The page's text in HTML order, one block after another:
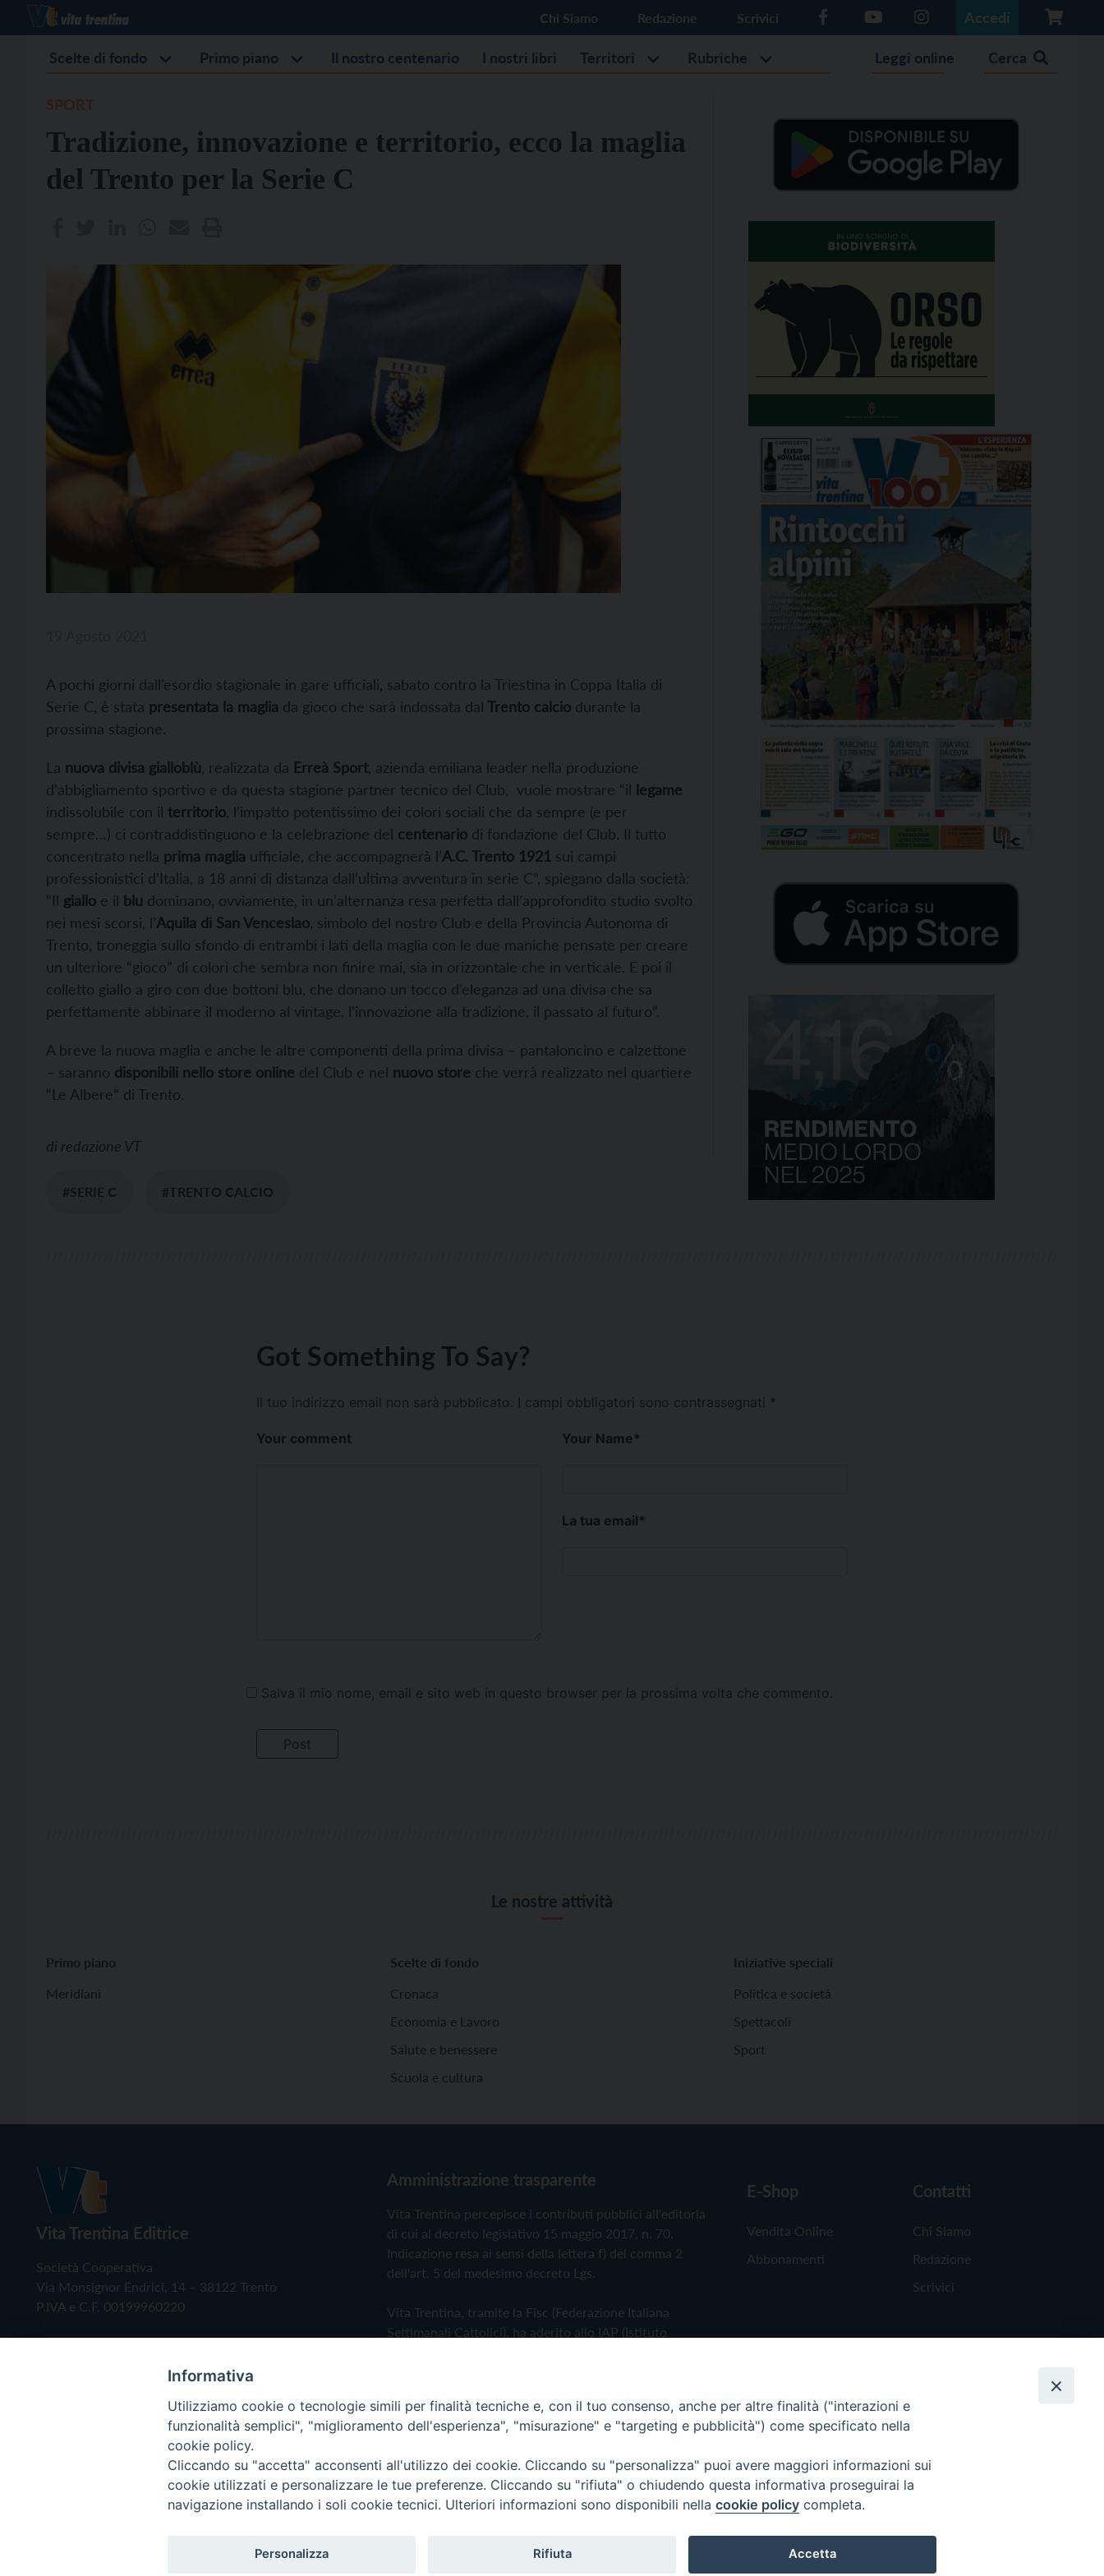
Chi Siamo Redazione Scrivici Accedi
Scelte di fondo Primo piano Il nostro centenario I nostri libri Territori Rubriche Leggi online Cerca
Tradizione, innovazione e territorio, ecco la maglia
del Trento per la Serie C
A pochi giorni dall’esordio stagionale in gare ufficiali, sabato contro la Triestina in Coppa Italia di
Serie C, è stata presentata la maglia da gioco che sarà indossata dal Trento calcio durante la
prossima stagione.
La nuova divisa gialloblù , realizzata da Erreà Sport, azienda emiliana leader nella produzione
d’abbigliamento sportivo e da questa stagione partner tecnico del Club, vuole mostrare “il legame
indissolubile con il territorio , l’impatto potentissimo dei colori sociali che da sempre (e per
sempre…) ci contraddistinguono e la celebrazione del centenario di fondazione del Club. Il tutto
concentrato nella prima maglia ufficiale, che accompagnerà l’A.C. Trento 1921 sui campi
professionistici d’Italia, a 18 anni di distanza dall’ultima avventura in serie C”, spiegano dalla società:
“Il giallo e il blu dominano, ovviamente, in un’alternanza resa perfetta dall’approfondito studio svolto
nei mesi scorsi, l’Aquila di San Venceslao , simbolo del nostro Club e della Provincia Autonoma di
Trento, troneggia sullo sfondo di entrambi i lati della maglia con le due maniche pensate per creare
un ulteriore “gioco” di colori che sembra non finire mai, sia in orizzontale che in verticale. E poi il
colletto giallo a giro con due bottoni blu, che donano un tocco d’eleganza ad una divisa che sa
perfettamente abbinare il moderno al vintage, l’innovazione alla tradizione, il passato al futuro”.
A breve la nuova maglia e anche le altre componenti della prima divisa – pantaloncino e calzettone
– saranno disponibili nello store online del Club e nel nuovo store che verrà realizzato nel quartiere
“Le Albere” di Trento.
di redazione VT
#SERIE C #TRENTO CALCIO
Got Something To Say?
Il tuo indirizzo email non sarà pubblicato. I campi obbligatori sono contrassegnati *
Your comment Your Name*
La tua email*
Salva il mio nome, email e sito web in questo browser per la prossima volta che commento.
Le nostre attività
Primo piano
Meridiani
Scelte di fondo
Cronaca
Economia e Lavoro
Salute e benessere
Scuola e cultura
Iniziative speciali
Politica e società
Spettacoli
Sport
Vita Trentina Editrice
Società Cooperativa
Via Monsignor Endrici, 14 – 38122 Trento
P.IVA e C.F. 00199960220
Amministrazione trasparente
Vita Trentina percepisce i contributi pubblici all'editoria
di cui al decreto legislativo 15 maggio 2017, n. 70.
Indicazione resa ai sensi della lettera f) del comma 2
dell'art. 5 del medesimo decreto Lgs.
Vita Trentina, tramite la Fisc (Federazione Italiana
Settimanali Cattolici), ha aderito allo IAP (Istituto
Privacy Policy Cookie Policy
E-Shop
Vendita Online
Abbonamenti
Contatti
Chi Siamo
Redazione
Scrivici
Copyright © 2019 - Tutti i diritti riservati - Vita Trentina Editrice
Informativa
Utilizziamo cookie o tecnologie simili per finalità tecniche e, con il tuo consenso, anche per altre finalità ("interazioni e
funzionalità semplici", "miglioramento dell'esperienza", "misurazione" e "targeting e pubblicità") come specificato nella
cookie policy.
Cliccando su "accetta" acconsenti all'utilizzo dei cookie. Cliccando su "personalizza" puoi avere maggiori informazioni sui
cookie utilizzati e personalizzare le tue preferenze. Cliccando su "rifiuta" o chiudendo questa informativa proseguirai la
navigazione installando i soli cookie tecnici. Ulteriori informazioni sono disponibili nella cookie policy completa.
Personalizza Rifiuta Accetta